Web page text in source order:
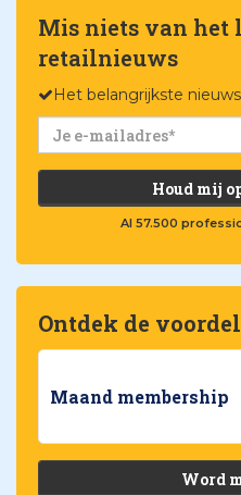
Mis niets van het
retailnieuws
Het belangrijkste
Houd mij
Al 57.500
Ontdek de
Maand membership
Word